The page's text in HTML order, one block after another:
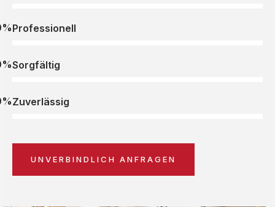
Professionell
Sorgfältig
Zuverlässig
UNVERBINDLICH ANFRAGEN